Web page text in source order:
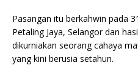
Pasangan itu berkahwin pada
Petaling Jaya, Selangor dan
dikurniakan seorang cahaya
yang kini berusia setahun.